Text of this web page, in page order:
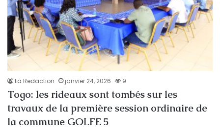
La Redaction janvier 24, 2026 9
Togo: les rideaux sont tombés sur les
travaux de la première session ordinaire de
la commune GOLFE 5